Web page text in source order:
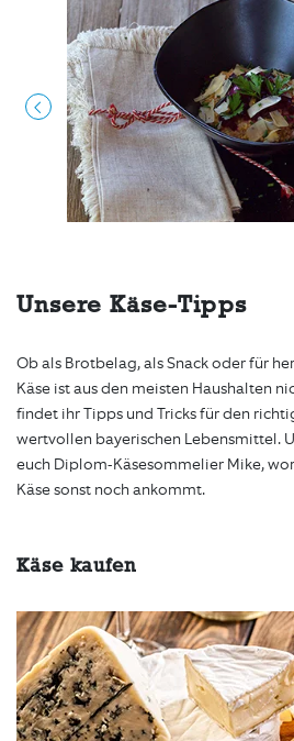
Unsere Käse-Tipps
Ob als Brotbelag, als Snack oder für
Käse ist aus den meisten Haushalten
findet ihr Tipps und Tricks für den
wertvollen bayerischen Lebensmittel.
euch Diplom-Käsesommelier Mike,
Käse sonst noch ankommt.
Käse kaufen